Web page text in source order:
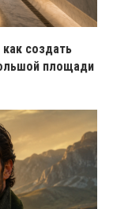
создать
площади